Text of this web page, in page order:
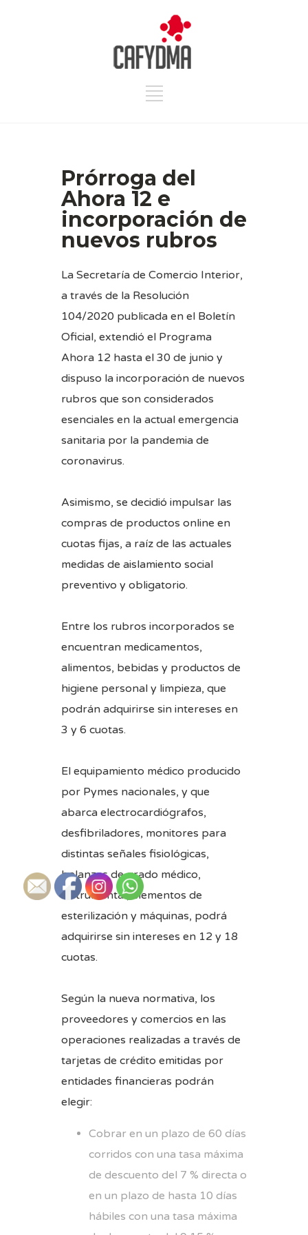
Prórroga del
Ahora 12 e
incorporación de
nuevos rubros
La Secretaría de Comercio Interior,
a través de la Resolución
104/2020 publicada en el Boletín
Oficial, extendió el Programa
Ahora 12 hasta el 30 de junio y
dispuso la incorporación de nuevos
rubros que son considerados
esenciales en la actual emergencia
sanitaria por la pandemia de
coronavirus.
Asimismo, se decidió impulsar las
compras de productos online en
cuotas fijas, a raíz de las actuales
medidas de aislamiento social
preventivo y obligatorio.
Entre los rubros incorporados se
encuentran medicamentos,
alimentos, bebidas y productos de
higiene personal y limpieza, que
podrán adquirirse sin intereses en
3 y 6 cuotas.
El equipamiento médico producido
por Pymes nacionales, y que
abarca electrocardiógrafos,
desfibriladores, monitores para
distintas señales fisiológicas,
balanzas de grado médico,
instrumental, elementos de
esterilización y máquinas, podrá
adquirirse sin intereses en 12 y 18
cuotas.
Según la nueva normativa, los
proveedores y comercios en las
operaciones realizadas a través de
tarjetas de crédito emitidas por
entidades financieras podrán
elegir:
Cobrar en un plazo de 60 días
corridos con una tasa máxima
de descuento del 7 % directa o
en un plazo de hasta 10 días
hábiles con una tasa máxima